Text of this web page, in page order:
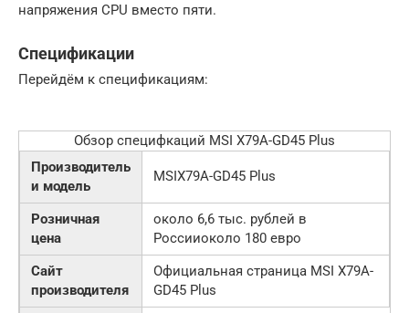
напряжения CPU вместо пяти.
Спецификации
Перейдём к спецификациям:
Обзор специфкаций MSI X79A-GD45 Plus
Производитель
и модель
MSIX79A-GD45 Plus
Розничная
цена
около 6,6 тыс. рублей в
Россииоколо 180 евро
Сайт
производителя
Официальная страница MSI X79A-
GD45 Plus